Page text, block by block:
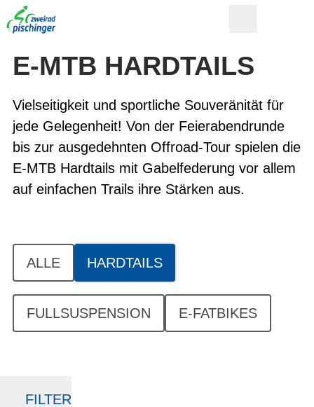
E-MTB HARDTAILS
Vielseitigkeit und sportliche Souveränität für
jede Gelegenheit! Von der Feierabendrunde
bis zur ausgedehnten Offroad-Tour spielen die
E-MTB Hardtails mit Gabelfederung vor allem
auf einfachen Trails ihre Stärken aus.
ALLE HARDTAILS
FULLSUSPENSION E-FATBIKES
FILTER